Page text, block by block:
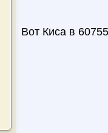
Вот Киса в 60755